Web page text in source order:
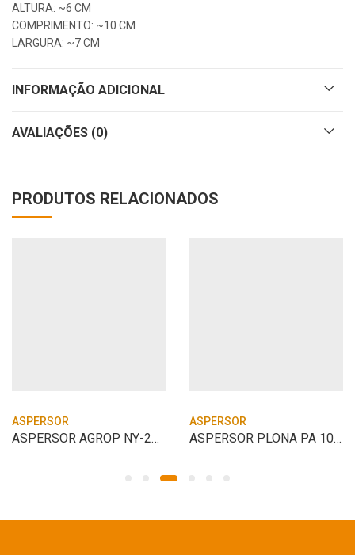
ALTURA: ~6 CM
COMPRIMENTO: ~10 CM
LARGURA: ~7 CM
INFORMAÇÃO ADICIONAL
AVALIAÇÕES (0)
PRODUTOS RELACIONADOS
ASPERSOR
ASPERSOR AGROP NY-25 2.8 X 2.5 1″ NYLON
ASPERSOR
ASPERSOR PLONA PA 100 1 BOCAL 3X7